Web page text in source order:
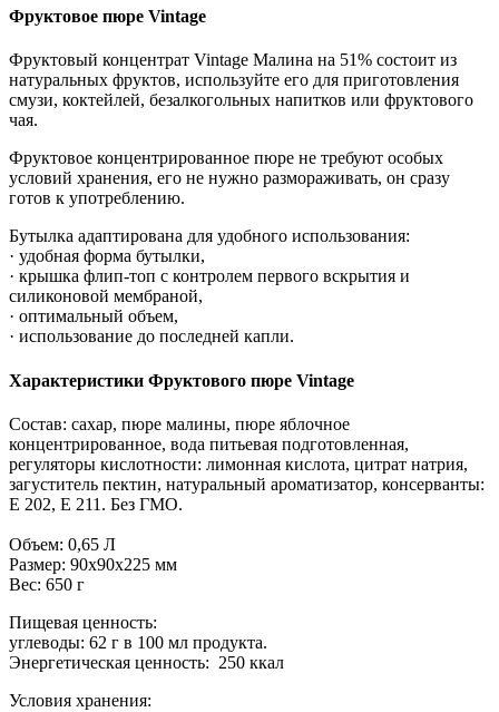
Фруктовое пюре Vintage
Фруктовый концентрат Vintage Малина на 51% состоит из
натуральных фруктов, используйте его для приготовления
смузи, коктейлей, безалкогольных напитков или фруктового
чая.
Фруктовое концентрированное пюре не требуют особых
условий хранения, его не нужно размораживать, он сразу
готов к употреблению.
Бутылка адаптирована для удобного использования:
· удобная форма бутылки,
· крышка флип-топ с контролем первого вскрытия и
силиконовой мембраной,
· оптимальный объем,
· использование до последней капли.
Характеристики Фруктового пюре Vintage
Состав: сахар, пюре малины, пюре яблочное
концентрированное, вода питьевая подготовленная,
регуляторы кислотности: лимонная кислота, цитрат натрия,
загуститель пектин, натуральный ароматизатор, консерванты:
Е 202, Е 211. Без ГМО.
Объем: 0,65 Л
Размер: 90x90x225 мм
Вес: 650 г
Пищевая ценность:
углеводы: 62 г в 100 мл продукта.
Энергетическая ценность: 250 ккал
Условия хранения: